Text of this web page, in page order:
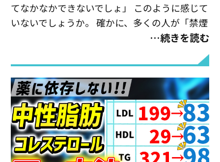
てなかなかできないでしょ」 このように感じて
いないでしょうか。 確かに、多くの人が「禁煙
したいけど、なかなかできない」と悩んでいる
のが現状です。 でも、知っていましたか？ 長年
タバコを吸っていても、禁煙するのに遅すぎる
ことはないんです。 45歳まで（とりわけ35歳ま
で）禁煙すれば、総死亡リスクがもともと喫煙
しなかった人と同様のレベルまで改善すること
がわかっています。 また同様のレベルとまでい
かなくても、禁煙は何歳からであっても様々な
病気のリスクを下げることに繋がります。 で
…続きを読む